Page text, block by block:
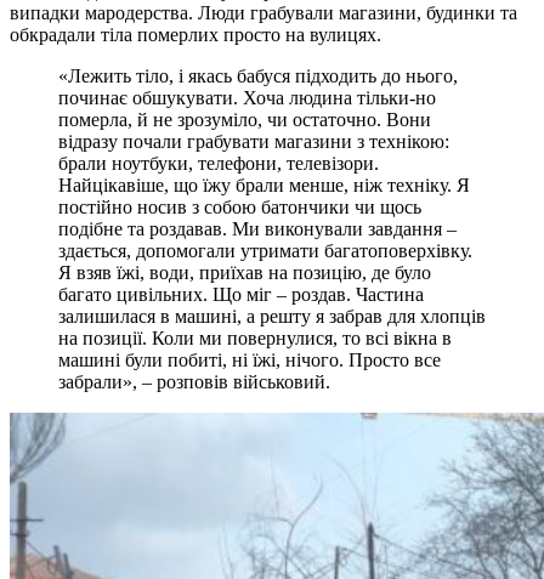
випадки мародерства. Люди грабували магазини, будинки та
обкрадали тіла померлих просто на вулицях.
«Лежить тіло, і якась бабуся підходить до нього,
починає обшукувати. Хоча людина тільки-но
померла, й не зрозуміло, чи остаточно. Вони
відразу почали грабувати магазини з технікою:
брали ноутбуки, телефони, телевізори.
Найцікавіше, що їжу брали менше, ніж техніку. Я
постійно носив з собою батончики чи щось
подібне та роздавав. Ми виконували завдання –
здається, допомогали утримати багатоповерхівку.
Я взяв їжі, води, приїхав на позицію, де було
багато цивільних. Що міг – роздав. Частина
залишилася в машині, а решту я забрав для хлопців
на позиції. Коли ми повернулися, то всі вікна в
машині були побиті, ні їжі, нічого. Просто все
забрали», – розповів військовий.